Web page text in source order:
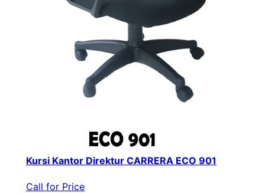
Kursi Kantor Direktur CARRERA ECO 901
Call for Price